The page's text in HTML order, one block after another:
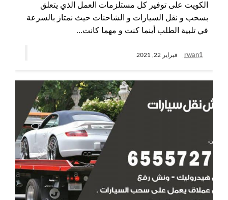
الكويت على توفير كل مستلزمات العمل الذي يتعلق
بسحب و نقل السيارات و الشاحنات حيث نمتاز بالسرعة
في تلبية الطلب أينما كنت و مهما كانت…
rwan1 فبراير 22, 2021